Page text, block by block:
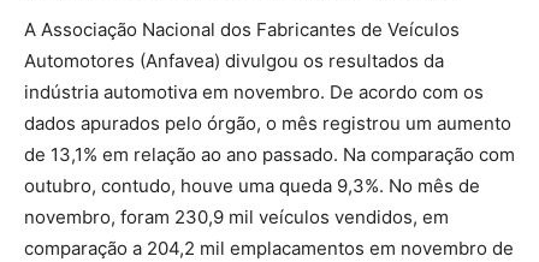
A Associação Nacional dos Fabricantes de Veículos
Automotores (Anfavea) divulgou os resultados da
indústria automotiva em novembro. De acordo com os
dados apurados pelo órgão, o mês registrou um aumento
de 13,1% em relação ao ano passado. Na comparação com
outubro, contudo, houve uma queda 9,3%. No mês de
novembro, foram 230,9 mil veículos vendidos, em
comparação a 204,2 mil emplacamentos em novembro de